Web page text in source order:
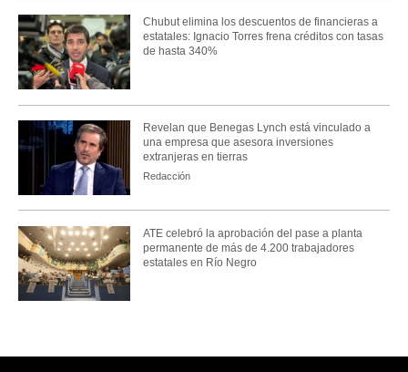
Chubut elimina los descuentos de financieras a
estatales: Ignacio Torres frena créditos con tasas
de hasta 340%
Revelan que Benegas Lynch está vinculado a
una empresa que asesora inversiones
extranjeras en tierras
Redacción
ATE celebró la aprobación del pase a planta
permanente de más de 4.200 trabajadores
estatales en Río Negro